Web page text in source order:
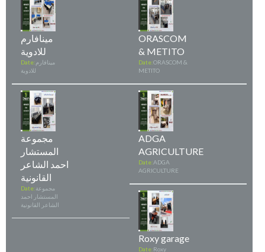
مينافارم
للادوية
Date: مينافارم
للادوية
ORASCOM
& METITO
Date:ORASCOM &
METITO
مجموعة
المستشار
احمد الشاعر
القانونية
Date:مجموعة
المستشار احمد
الشاعر القانونية
ADGA
AGRICULTURE
Date:ADGA
AGRICULTURE
Roxy garage
Date:Roxy